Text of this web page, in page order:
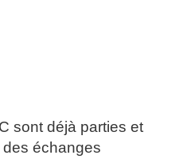
sont déjà parties et
échanges